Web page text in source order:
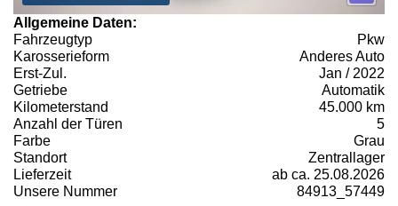
Allgemeine Daten:
Fahrzeugtyp
Pkw
Karosserieform
Anderes Auto
Erst-Zul.
Jan / 2022
Getriebe
Automatik
Kilometerstand
45.000 km
Anzahl der Türen
5
Farbe
Grau
Standort
Zentrallager
Lieferzeit
ab ca. 25.08.2026
Unsere Nummer
84913_57449